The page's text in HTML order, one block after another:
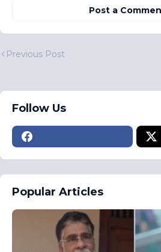
Post a
Previous Post
Follow Us
Popular Articles